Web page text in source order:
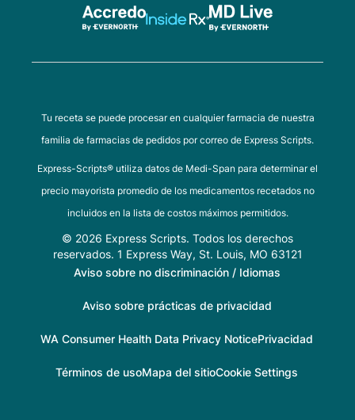
Tu receta se puede procesar en cualquier farmacia de nuestra
familia de farmacias de pedidos por correo de Express Scripts.
Express-Scripts® utiliza datos de Medi-Span para determinar el
precio mayorista promedio de los medicamentos recetados no
incluidos en la lista de costos máximos permitidos.
© 2026 Express Scripts. Todos los derechos
reservados. 1 Express Way, St. Louis, MO 63121
Aviso sobre no discriminación / Idiomas
Aviso sobre prácticas de privacidad
WA Consumer Health Data Privacy NoticePrivacidad
Términos de usoMapa del sitioCookie Settings